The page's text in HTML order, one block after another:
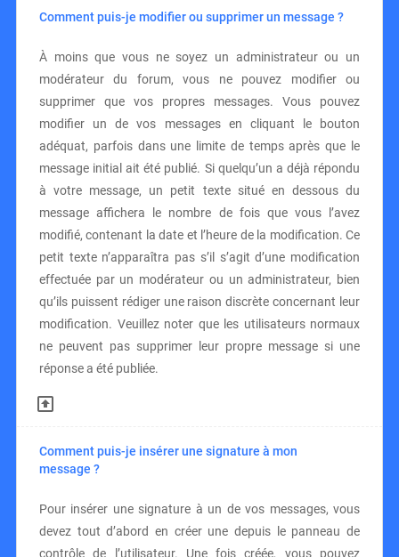
Comment puis-je modifier ou supprimer un message ?
À moins que vous ne soyez un administrateur ou un
modérateur du forum, vous ne pouvez modifier ou
supprimer que vos propres messages. Vous pouvez
modifier un de vos messages en cliquant le bouton
adéquat, parfois dans une limite de temps après que le
message initial ait été publié. Si quelqu’un a déjà répondu
à votre message, un petit texte situé en dessous du
message affichera le nombre de fois que vous l’avez
modifié, contenant la date et l’heure de la modification. Ce
petit texte n’apparaîtra pas s’il s’agit d’une modification
effectuée par un modérateur ou un administrateur, bien
qu’ils puissent rédiger une raison discrète concernant leur
modification. Veuillez noter que les utilisateurs normaux
ne peuvent pas supprimer leur propre message si une
réponse a été publiée.
Comment puis-je insérer une signature à mon
message ?
Pour insérer une signature à un de vos messages, vous
devez tout d’abord en créer une depuis le panneau de
contrôle de l’utilisateur. Une fois créée, vous pouvez